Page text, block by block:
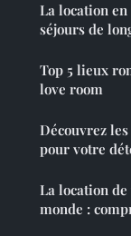
La location
séjours de
Top 5 lieux
love room
Découvrez
pour votre
La location
monde :